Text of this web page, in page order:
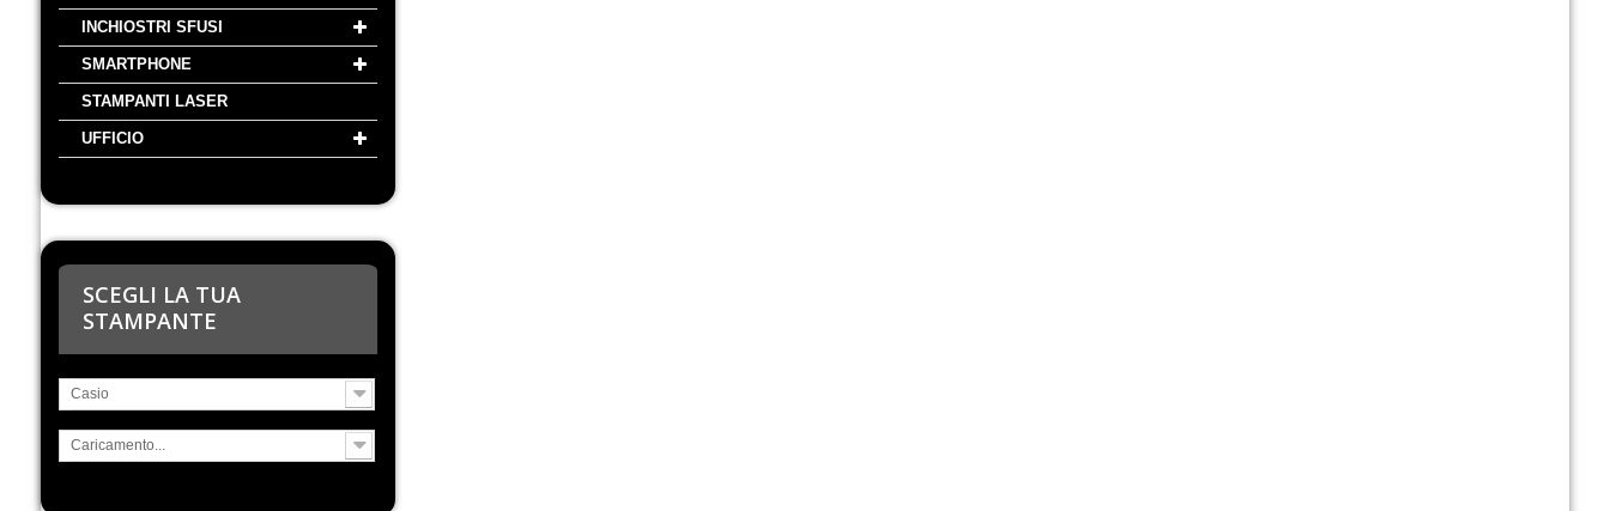
INCHIOSTRI SFUSI
SMARTPHONE
STAMPANTI LASER
UFFICIO
SCEGLI LA TUA
STAMPANTE
Casio
Caricamento...